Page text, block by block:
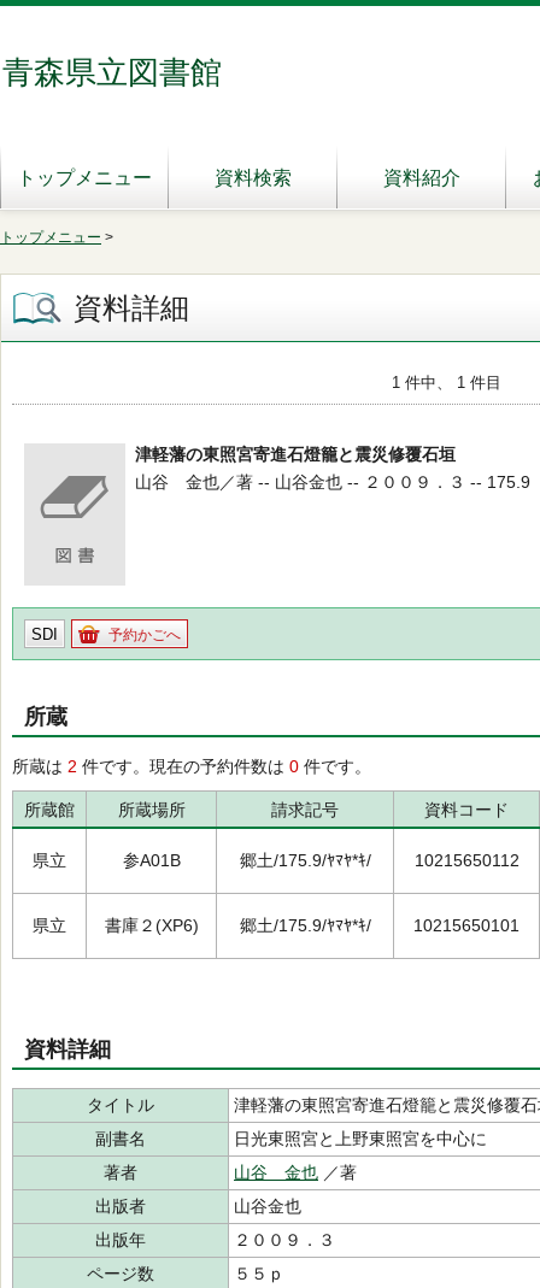
青森県立図書館
トップメニュー 資料検索 資料紹介
トップメニュー >
資料詳細
1 件中、 1 件目
津軽藩の東照宮寄進石燈籠と震災修覆石垣
山谷 金也／著 -- 山谷金也 -- ２００９．３ -- 175.9
SDI 予約かごへ
所蔵
所蔵は 2 件です。現在の予約件数は 0 件です。
所蔵館 所蔵場所 請求記号 資料コード
県立 参A01B 郷土/175.9/ﾔﾏﾔ*ｷ/ 10215650112
県立 書庫２(XP6) 郷土/175.9/ﾔﾏﾔ*ｷ/ 10215650101
資料詳細
タイトル
津軽藩の東照宮寄進石燈籠と震災修覆
副書名
日光東照宮と上野東照宮を中心に
著者
山谷 金也 ／著
出版者
山谷金也
出版年
２００９．３
ページ数
５５ｐ